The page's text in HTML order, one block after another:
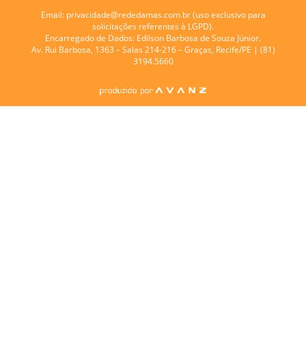
Email: privacidade@rededamas.com.br(uso exclusivo para
solicitações referentes à LGPD).
Encarregado de Dados: Edilson Barbosa de Souza Júnior.
Av. Rui Barbosa, 1363 – Salas 214-216 – Graças, Recife/PE | (81)
3194.5660